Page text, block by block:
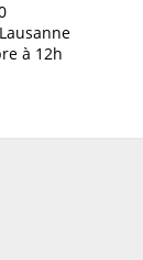
à 12h